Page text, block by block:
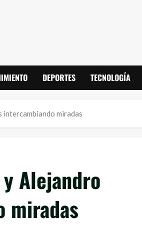
DEPORTES TECNOLOGÍA
intercambiando miradas
Alejandro
miradas